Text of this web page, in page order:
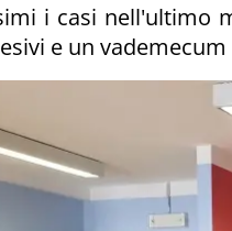
i casi nell'ultimo
e un